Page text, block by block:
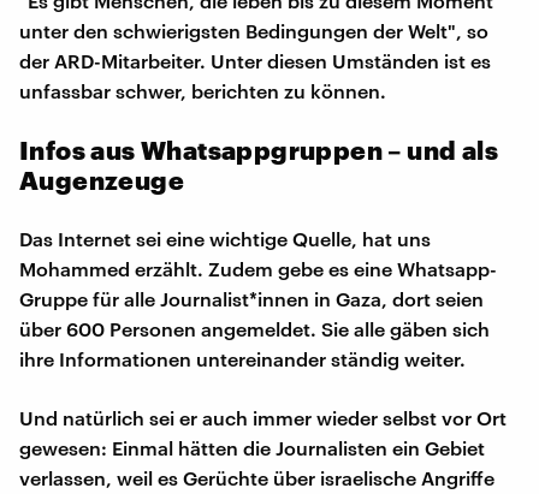
unter den schwierigsten Bedingungen der Welt", so
der ARD-Mitarbeiter. Unter diesen Umständen ist es
unfassbar schwer, berichten zu können.
Infos aus Whatsappgruppen – und als
Augenzeuge
Das Internet sei eine wichtige Quelle, hat uns
Mohammed erzählt. Zudem gebe es eine Whatsapp-
Gruppe für alle Journalist*innen in Gaza, dort seien
über 600 Personen angemeldet. Sie alle gäben sich
ihre Informationen untereinander ständig weiter.
Und natürlich sei er auch immer wieder selbst vor Ort
gewesen: Einmal hätten die Journalisten ein Gebiet
verlassen, weil es Gerüchte über israelische Angriffe